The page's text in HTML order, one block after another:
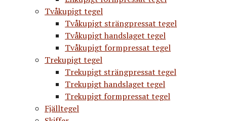
Tvåkupigt tegel
Tvåkupigt strängpressat tegel
Tvåkupigt handslaget tegel
Tvåkupigt formpressat tegel
Trekupigt tegel
Trekupigt strängpressat tegel
Trekupigt handslaget tegel
Trekupigt formpressat tegel
Fjälltegel